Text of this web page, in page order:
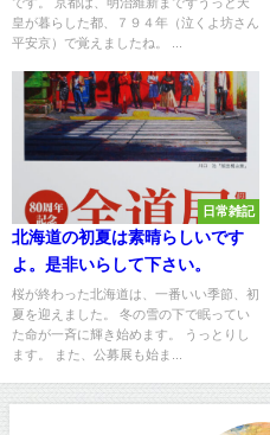
皇が暮らした都、７９４年（泣くよ坊さん
平安京）で覚えましたね。 ...
日常雑記
北海道の初夏は素晴らしいです
よ。是非いらして下さい。
桜が終わった北海道は、一番いい季節、初
夏を迎えました。 冬の雪の下で眠ってい
た命が一斉に輝き始めます。 うっとりし
ます。 また、公募展も始ま...